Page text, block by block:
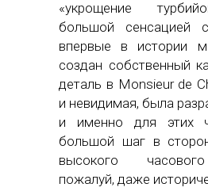
«укрощение
большой сенсацией
впервые в истории
создан собственный
деталь в Monsieur de
и невидимая, была
и именно для этих
большой шаг в
высокого
пожалуй, даже